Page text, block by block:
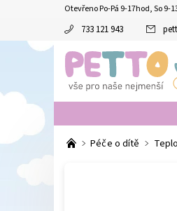
Otevřeno Po-Pá 9-17hod, So 9-
733 121 943
Péče o dítě